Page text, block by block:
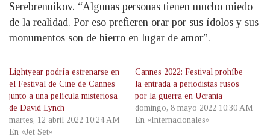
Serebrennikov. “Algunas personas tienen mucho miedo
de la realidad. Por eso prefieren orar por sus ídolos y sus
monumentos son de hierro en lugar de amor”.
Lightyear podría estrenarse en
el Festival de Cine de Cannes
junto a una película misteriosa
de David Lynch
martes, 12 abril 2022 10:24 AM
En «Jet Set»
Cannes 2022: Festival prohíbe
la entrada a periodistas rusos
por la guerra en Ucrania
domingo, 8 mayo 2022 10:30 AM
En «Internacionales»